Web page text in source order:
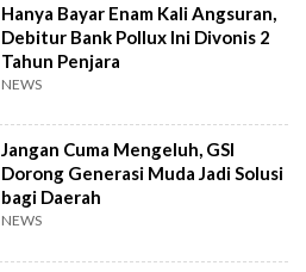
Hanya Bayar Enam Kali Angsuran,
Debitur Bank Pollux Ini Divonis 2
Tahun Penjara
NEWS
Jangan Cuma Mengeluh, GSI
Dorong Generasi Muda Jadi Solusi
bagi Daerah
NEWS